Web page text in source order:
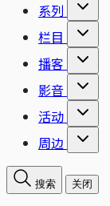
系列
栏目
播客
影音
活动
周边
搜索 关闭